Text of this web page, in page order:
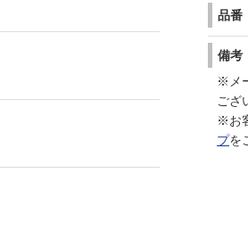
品番
備考
※メ
ござ
※お
プを